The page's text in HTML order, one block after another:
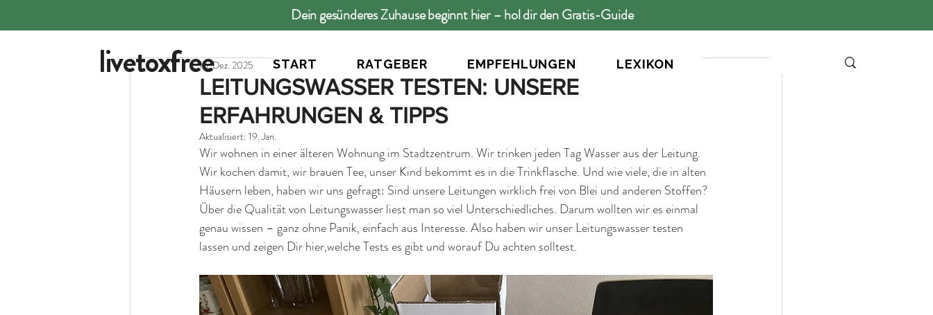
Dein gesünderes Zuhause beginnt hier – hol dir den Gratis-Guide
livetoxfree START RATGEBER EMPFEHLUNGEN LEXIKON
Ratgeber
LEITUNGSWASSER TESTEN: UNSERE
ERFAHRUNGEN & TIPPS
16. Dez. 2025
Aktualisiert: 19. Jan.
Wir wohnen in einer älteren Wohnung im Stadtzentrum. Wir trinken jeden Tag Wasser aus der Leitung.
Wir kochen damit, wir brauen Tee, unser Kind bekommt es in die Trinkflasche. Und wie viele, die in alten
Häusern leben, haben wir uns gefragt: Sind unsere Leitungen wirklich frei von Blei und anderen Stoffen?
Über die Qualität von Leitungswasser liest man so viel Unterschiedliches. Darum wollten wir es einmal
genau wissen – ganz ohne Panik, einfach aus Interesse. Also haben wir unser Leitungswasser testen
lassen und zeigen Dir hier,welche Tests es gibt und worauf Du achten solltest.